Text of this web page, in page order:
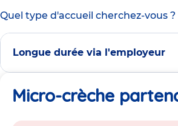
Quel type d'accueil cherchez-vous ?
Longue durée via l'employeur
Micro-crèche